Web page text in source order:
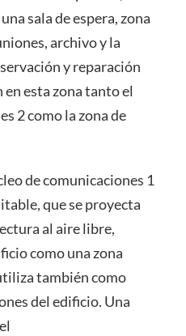
sala de espera, zona
archivo y la
y reparación
esta zona tanto el
2 como la zona de
de comunicaciones 1
que se proyecta
al aire libre,
como una zona
también como
del edificio. Una